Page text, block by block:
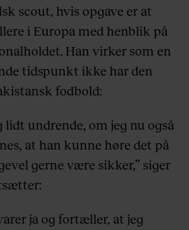
scout, hvis opgave er at
i Europa med henblik på
Han virker som en
tidspunkt ikke har den
fodbold:
lidt undrende, om jeg nu også
at han kunne høre det på
gerne være sikker,” siger
ja og fortæller, at jeg